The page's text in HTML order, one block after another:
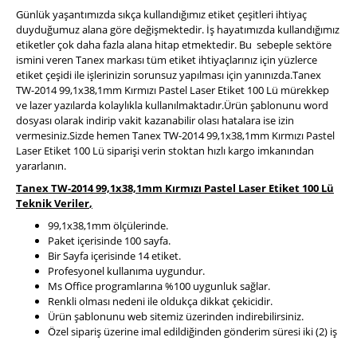
Günlük yaşantımızda sıkça kullandığımız etiket çeşitleri ihtiyaç
duyduğumuz alana göre değişmektedir. İş hayatımızda kullandığımız
etiketler çok daha fazla alana hitap etmektedir. Bu sebeple sektöre
ismini veren Tanex markası tüm etiket ihtiyaçlarınız için yüzlerce
etiket çeşidi ile işlerinizin sorunsuz yapılması için yanınızda.Tanex
TW-2014 99,1x38,1mm Kırmızı Pastel Laser Etiket 100 Lü mürekkep
ve lazer yazılarda kolaylıkla kullanılmaktadır.Ürün şablonunu word
dosyası olarak indirip vakit kazanabilir olası hatalara ise izin
vermesiniz.Sizde hemen Tanex TW-2014 99,1x38,1mm Kırmızı Pastel
Laser Etiket 100 Lü siparişi verin stoktan hızlı kargo imkanından
yararlanın.
Tanex TW-2014 99,1x38,1mm Kırmızı Pastel Laser Etiket 100 Lü
Teknik Veriler,
99,1x38,1mm ölçülerinde.
Paket içerisinde 100 sayfa.
Bir Sayfa içerisinde 14 etiket.
Profesyonel kullanıma uygundur.
Ms Office programlarına %100 uygunluk sağlar.
Renkli olması nedeni ile oldukça dikkat çekicidir.
Ürün şablonunu web sitemiz üzerinden indirebilirsiniz.
Özel sipariş üzerine imal edildiğinden gönderim süresi iki (2) iş